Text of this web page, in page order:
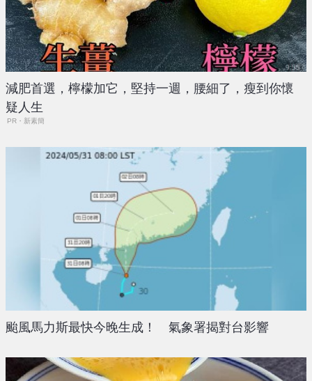
減肥首選，檸檬加它，堅持一週，腰細了，瘦到你懷
疑人生
PR・新素簡
颱風馬力斯最快今晚生成！ 氣象署揭對台影響